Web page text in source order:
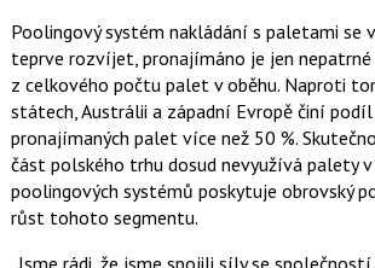
Poolingový systém nakládání s paletami se
teprve rozvíjet, pronajímáno je jen
z celkového počtu palet v oběhu. Naproti
státech, Austrálii a západní Evropě činí
pronajímaných palet více než 50 %.
část polského trhu dosud nevyužívá palety v
poolingových systémů poskytuje obrovský
růst tohoto segmentu.